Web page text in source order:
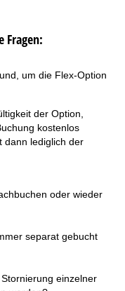
Fragen:
um die Flex-Option
der Option,
kostenlos
dann lediglich der
oder wieder
separat gebucht
einzelner